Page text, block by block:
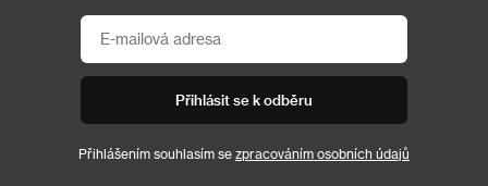
Přihlásit se k odběru
Přihlášením souhlasím se zpracováním osobních údajů